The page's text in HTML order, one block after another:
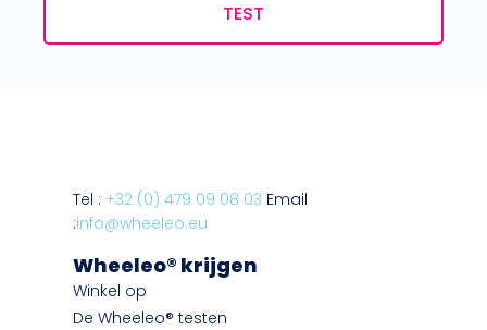
TEST
Tel : +32 (0) 479 09 08 03 Email
:info@wheeleo.eu
Wheeleo® krijgen
Winkel op
De Wheeleo® testen